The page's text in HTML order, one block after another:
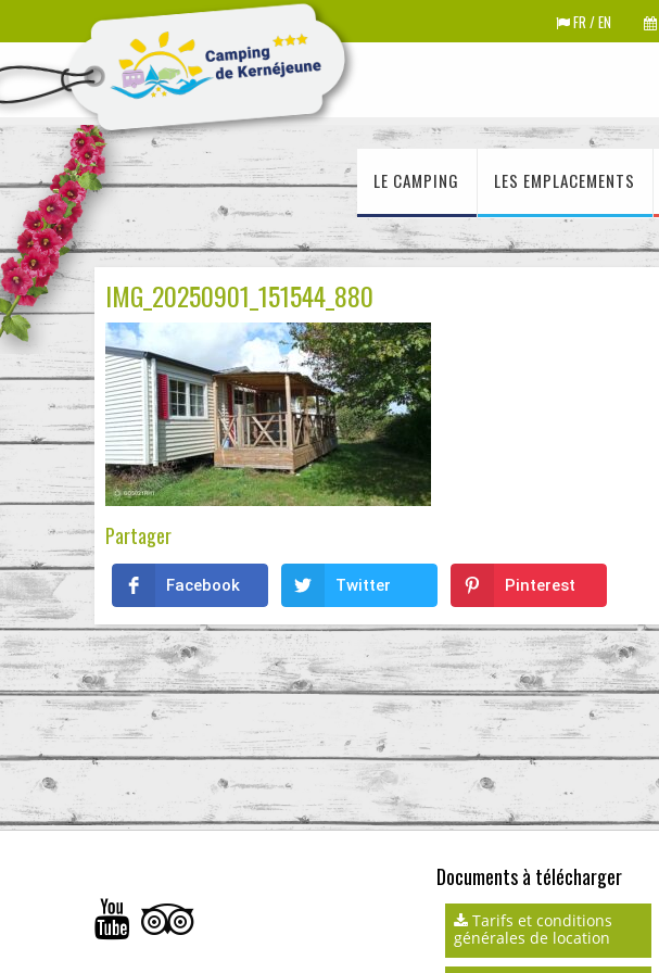
FR / EN
LE CAMPING LES EMPLACEMENTS
IMG_20250901_151544_880
Partager
Facebook Twitter Pinterest
Documents à télécharger
Tarifs et conditions
générales de location